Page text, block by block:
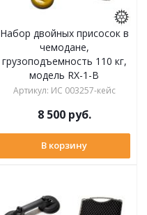
Набор двойных присосок в
чемодане,
грузоподъемность 110 кг,
модель RX-1-B
Артикул: ИС 003257-кейс
8 500руб.
В корзину